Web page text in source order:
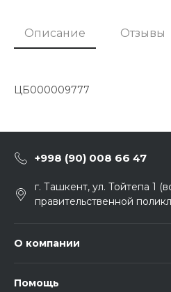
Описание Отзывы
ЦБ000009777
+998 (90) 008 66 47
г. Ташкент, ул. Тойтепа 1
правительственной
О компании
Помощь